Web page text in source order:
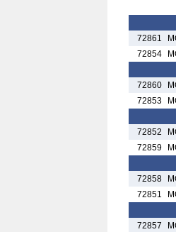
72861
72854
72860
72853
72852
72859
72858
72851
72857